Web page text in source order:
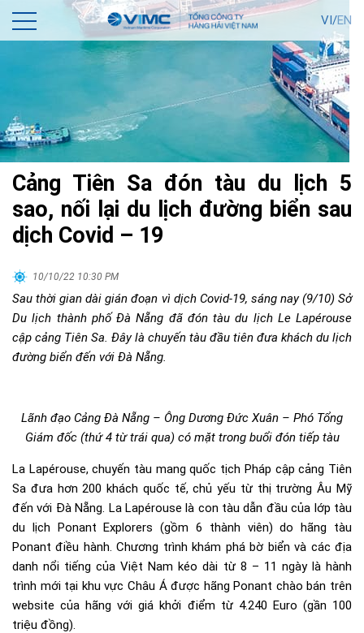
VI/EN
Cảng Tiên Sa đón tàu du lịch 5
sao, nối lại du lịch đường biển sau
dịch Covid – 19
10/10/22 10:30 PM
Sau thời gian dài gián đoạn vì dịch Covid-19, sáng nay (9/10) Sở
Du lịch thành phố Đà Nẵng đã đón tàu du lịch Le Lapérouse
cập cảng Tiên Sa. Đây là chuyến tàu đầu tiên đưa khách du lịch
đường biển đến với Đà Nẵng.
Lãnh đạo Cảng Đà Nẵng – Ông Dương Đức Xuân – Phó Tổng
Giám đốc (thứ 4 từ trái qua) có mặt trong buổi đón tiếp tàu
La Lapérouse, chuyến tàu mang quốc tịch Pháp cập cảng Tiên
Sa đưa hơn 200 khách quốc tế, chủ yếu từ thị trường Âu Mỹ
đến với Đà Nẵng. La Lapérouse là con tàu dẫn đầu của lớp tàu
du lịch Ponant Explorers (gồm 6 thành viên) do hãng tàu
Ponant điều hành. Chương trình khám phá bờ biển và các địa
danh nổi tiếng của Việt Nam kéo dài từ 8 – 11 ngày là hành
trình mới tại khu vực Châu Á được hãng Ponant chào bán trên
website của hãng với giá khởi điểm từ 4.240 Euro (gần 100
triệu đồng).